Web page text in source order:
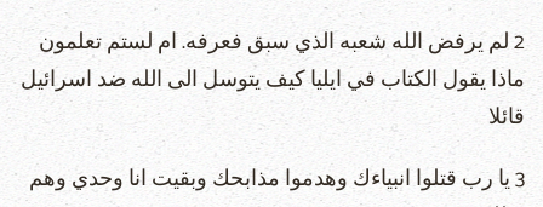
2 لم يرفض الله شعبه الذي سبق فعرفه. ام لستم تعلمون
ماذا يقول الكتاب في ايليا كيف يتوسل الى الله ضد اسرائيل
قائلا
3 يا رب قتلوا انبياءك وهدموا مذابحك وبقيت انا وحدي وهم